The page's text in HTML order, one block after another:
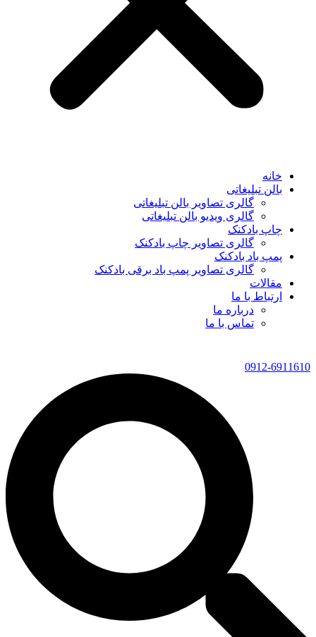
خانه
بالن تبلیغاتی
گالری تصاویر بالن تبلیغاتی
گالری ویدیو بالن تبلیغاتی
چاپ بادکنک
گالری تصاویر چاپ بادکنک
پمپ باد بادکنک
گالری تصاویر پمپ باد برقی بادکنک
مقالات
ارتباط با ما
درباره ما
تماس با ما
0912-6911610